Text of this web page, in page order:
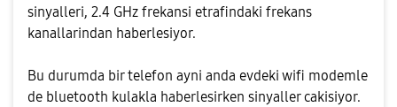
sinyalleri, 2.4 GHz frekansi etrafindaki frekans
kanallarindan haberlesiyor.
Bu durumda bir telefon ayni anda evdeki wifi modemle
de bluetooth kulakla haberlesirken sinyaller cakisiyor.